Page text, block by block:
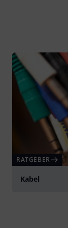
RATGEBER
Kabel